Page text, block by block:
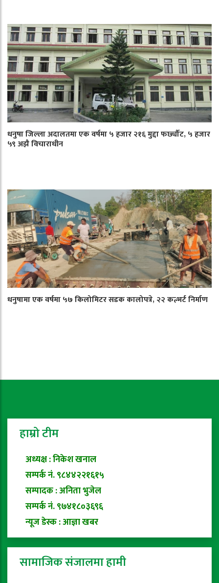
धनुषा जिल्ला अदालतमा एक वर्षमा ५ हजार २१६ मुद्दा फर्छ्यौट, ५ हजार
५९ अझै विचाराधीन
धनुषामा एक वर्षमा ५७ किलोमिटर सडक कालोपत्रे, २२ कल्भर्ट निर्माण
हाम्रो टीम
अध्यक्ष : निकेश खनाल
सम्पर्क नं. ९८४४२२१६१५
सम्पादक : अनिता भुजेल
सम्पर्क नं. ९७४१८०३६९६
न्यूज डेस्क : आज्ञा खबर
सामाजिक संजालमा हामी